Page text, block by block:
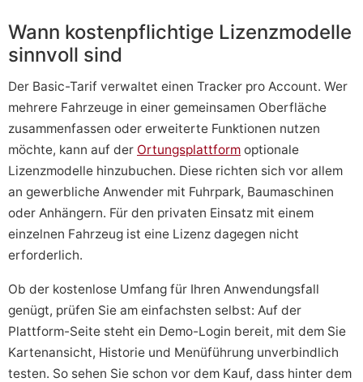
Wann kostenpflichtige Lizenzmodelle
sinnvoll sind
Der Basic-Tarif verwaltet einen Tracker pro Account. Wer
mehrere Fahrzeuge in einer gemeinsamen Oberfläche
zusammenfassen oder erweiterte Funktionen nutzen
möchte, kann auf der Ortungsplattform optionale
Lizenzmodelle hinzubuchen. Diese richten sich vor allem
an gewerbliche Anwender mit Fuhrpark, Baumaschinen
oder Anhängern. Für den privaten Einsatz mit einem
einzelnen Fahrzeug ist eine Lizenz dagegen nicht
erforderlich.
Ob der kostenlose Umfang für Ihren Anwendungsfall
genügt, prüfen Sie am einfachsten selbst: Auf der
Plattform-Seite steht ein Demo-Login bereit, mit dem Sie
Kartenansicht, Historie und Menüführung unverbindlich
testen. So sehen Sie schon vor dem Kauf, dass hinter dem